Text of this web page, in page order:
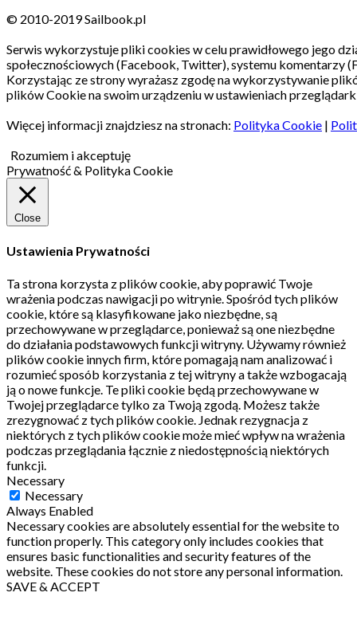
© 2010-2019 Sailbook.pl
Serwis wykorzystuje pliki cookies w celu prawidłowego jego
społecznościowych (Facebook, Twitter), systemu komentarzy
Korzystając ze strony wyrażasz zgodę na wykorzystywanie
plików Cookie na swoim urządzeniu w ustawieniach
Więcej informacji znajdziesz na stronach: Polityka Cookie |
Rozumiem i akceptuję
Prywatność & Polityka Cookie
Close
Ustawienia Prywatności
Ta strona korzysta z plików cookie, aby poprawić Twoje
wrażenia podczas nawigacji po witrynie. Spośród tych plików
cookie, które są klasyfikowane jako niezbędne, są
przechowywane w przeglądarce, ponieważ są one niezbędne
do działania podstawowych funkcji witryny. Używamy również
plików cookie innych firm, które pomagają nam analizować i
rozumieć sposób korzystania z tej witryny a także wzbogacają
ją o nowe funkcje. Te pliki cookie będą przechowywane w
Twojej przeglądarce tylko za Twoją zgodą. Możesz także
zrezygnować z tych plików cookie. Jednak rezygnacja z
niektórych z tych plików cookie może mieć wpływ na wrażenia
podczas przeglądania łącznie z niedostępnością niektórych
funkcji.
Necessary
Necessary
Always Enabled
Necessary cookies are absolutely essential for the website to
function properly. This category only includes cookies that
ensures basic functionalities and security features of the
website. These cookies do not store any personal information.
SAVE & ACCEPT